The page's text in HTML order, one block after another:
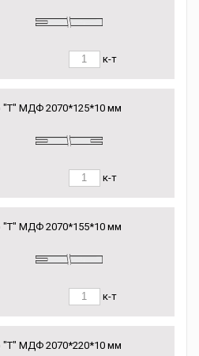
к-т
"Т" МДФ 2070*125*10 мм
к-т
"Т" МДФ 2070*155*10 мм
к-т
"Т" МДФ 2070*220*10 мм